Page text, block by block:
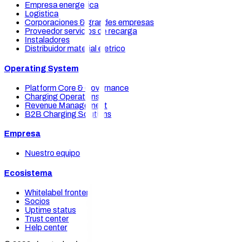
Empresa energetica
Logistica
Corporaciones & grandes empresas
Proveedor servicios de recarga
Instaladores
Distribuidor material eletrico
Operating System
Platform Core & Governance
Charging Operations
Revenue Management
B2B Charging Solutions
Empresa
Nuestro equipo
Ecosistema
Whitelabel frontends
Socios
Uptime status
Trust center
Help center